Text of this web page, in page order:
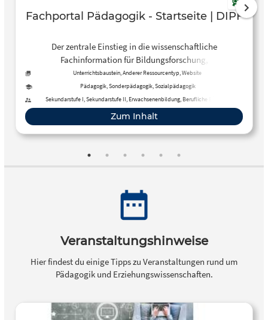
Fachportal Pädagogik - Startseite | DIPF
Der zentrale Einstieg in die wissenschaftliche
Fachinformation für Bildungsforschung,
Erziehungswissenschaft und Fachdidaktik. Im Mittelpunkt
des Informationsdienstes stehen Literaturdatenbanken,
Forschungsdatenquellen sowie strukturierte Informationen
zu verschiedenen Themen. Ein Angebot des
Informationszentrums Bildung am DIPF | Leibniz-Institut
für Bildungsforschung und Bildungsinformation, Frankfurt
am Main.
Unterrichtsbaustein, Anderer Ressourcentyp, Website
Pädagogik, Sonderpädagogik, Sozialpädagogik
Sekundarstufe I, Sekundarstufe II, Erwachsenenbildung, Berufliche Bildung,
Förderschule
Zum Inhalt
Veranstaltungshinweise
Hier findest du einige Tipps zu Veranstaltungen rund um
Pädagogik und Erziehungswissenschaften.